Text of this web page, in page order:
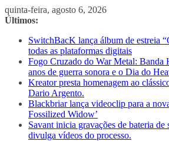
Pular
para
conteúdo
quinta-feira, agosto 6, 2026
Últimos:
SwitchBacK lança álbum de estreia
todas as plataformas digitais
Fogo Cruzado do War Metal: Banda
anos de guerra sonora e o Dia do
Kreator presta homenagem ao
Dario Argento.
Blackbriar lança videoclip para a
Fossilized Widow’
Savant inicia gravações de bateria
divulga vídeos do processo.